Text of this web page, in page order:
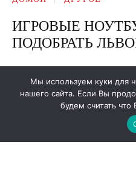
Мы используем куки для
нашего сайта. Если Вы
будем считать что